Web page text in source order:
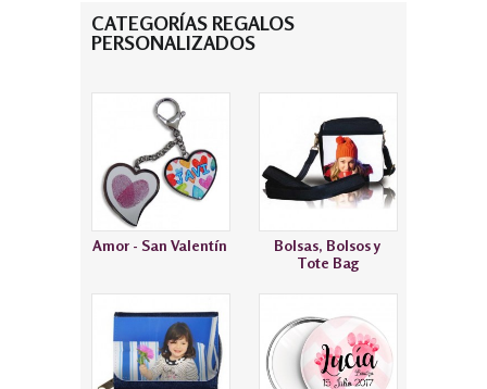
CATEGORÍAS REGALOS
PERSONALIZADOS
Amor - San Valentín
Bolsas, Bolsos y
Tote Bag